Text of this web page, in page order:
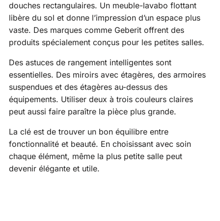
douches rectangulaires. Un meuble-lavabo flottant
libère du sol et donne l’impression d’un espace plus
vaste. Des marques comme Geberit offrent des
produits spécialement conçus pour les petites salles.
Des astuces de rangement intelligentes sont
essentielles. Des miroirs avec étagères, des armoires
suspendues et des étagères au-dessus des
équipements. Utiliser deux à trois couleurs claires
peut aussi faire paraître la pièce plus grande.
La clé est de trouver un bon équilibre entre
fonctionnalité et beauté. En choisissant avec soin
chaque élément, même la plus petite salle peut
devenir élégante et utile.